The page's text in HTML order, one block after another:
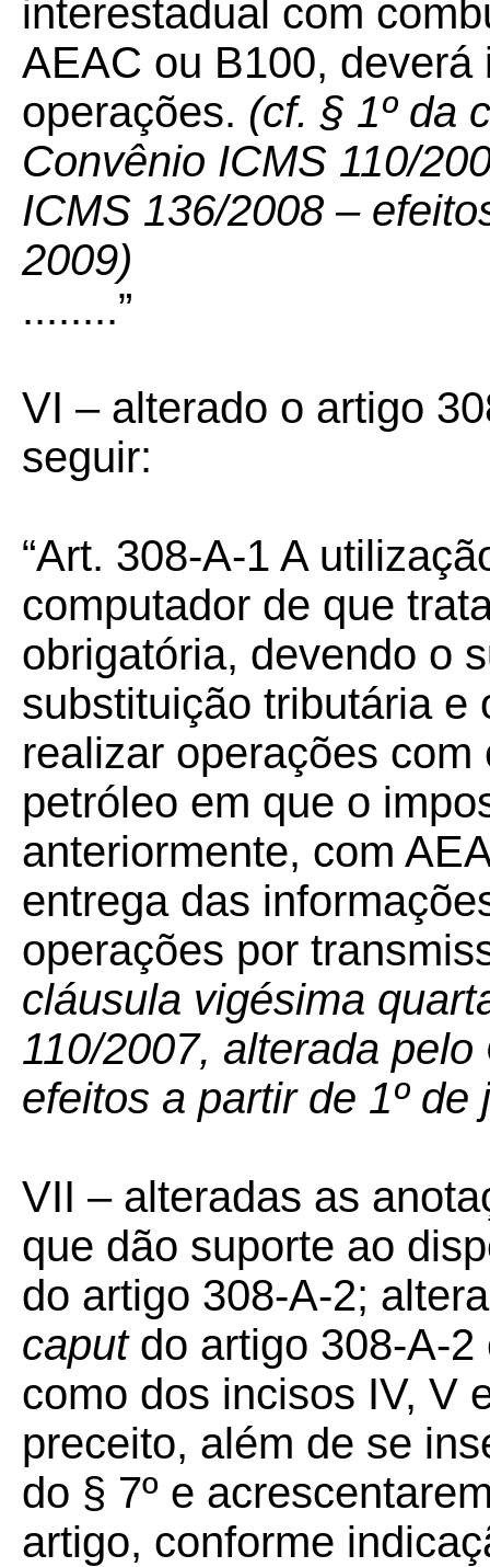
interestadual com
AEAC ou B100, deverá
operações. (cf. § 1º da
Convênio ICMS 110/
ICMS 136/2008 –
2009)
........”
VI – alterado o artigo
seguir:
“Art. 308-A-1 A
computador de que
obrigatória, devendo o
substituição tributária e
realizar operações
petróleo em que o
anteriormente, com
entrega das
operações por
cláusula vigésima
110/2007, alterada
efeitos a partir de 1º de
VII – alteradas as
que dão suporte ao
do artigo 308-A-2;
caputdo artigo 308-A-2
como dos incisos IV, V
preceito, além de se
do § 7º e
artigo, conforme